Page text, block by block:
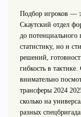
Подбор игроков —
Скаутский отдел
до потенциального
статистику, но и
решений,
гибкость в
внимательно
трансферы 2024
сколько на
разных